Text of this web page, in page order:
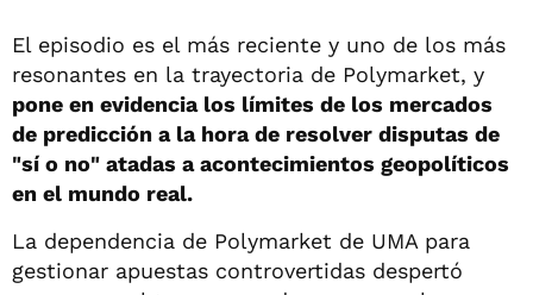
El episodio es el más reciente y uno de los más
resonantes en la trayectoria de Polymarket, y
pone en evidencia los límites de los mercados
de predicción a la hora de resolver disputas de
"sí o no" atadas a acontecimientos geopolíticos
en el mundo real.
La dependencia de Polymarket de UMA para
gestionar apuestas controvertidas despertó